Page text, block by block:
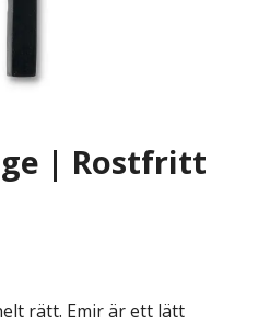
| Rostfritt
rätt. Emir är ett lätt